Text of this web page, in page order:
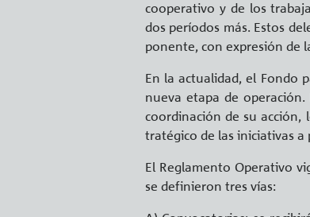
coope­ra­ti­vo y de los
dos pe­río­dos más. Estos
po­nen­te, con ex­pre­sión de
En la ac­tua­li­dad, el Fondo
nueva etapa de
coor­di­na­ción de su
tra­té­gi­co de las ini­cia­ti­vas
El Re­gla­men­to Ope­ra­ti­vo
se de­fi­nie­ron tres vías: